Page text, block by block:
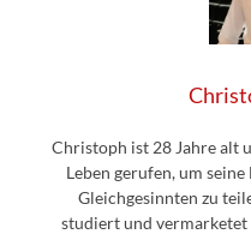
Christoph ist 28 Jahre alt
Leben gerufen, um
Gleichgesinnten zu
studiert und